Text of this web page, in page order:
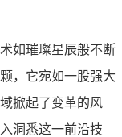
如璀璨星辰般不断
，它宛如一股强大
掀起了变革的风
洞悉这一前沿技